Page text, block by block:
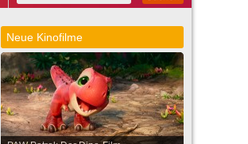
Neue Kinofilme